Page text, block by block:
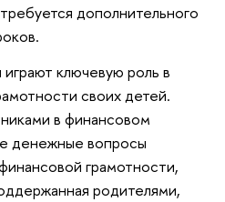
дополнительного
ключевую роль в
своих детей.
в финансовом
денежные вопросы
грамотности,
родителями,